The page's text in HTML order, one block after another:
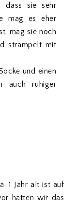
dass sie sehr
mag es eher
mag sie noch
strampelt mit
und einen
auch ruhiger
1 Jahr alt ist auf
hatten wir das